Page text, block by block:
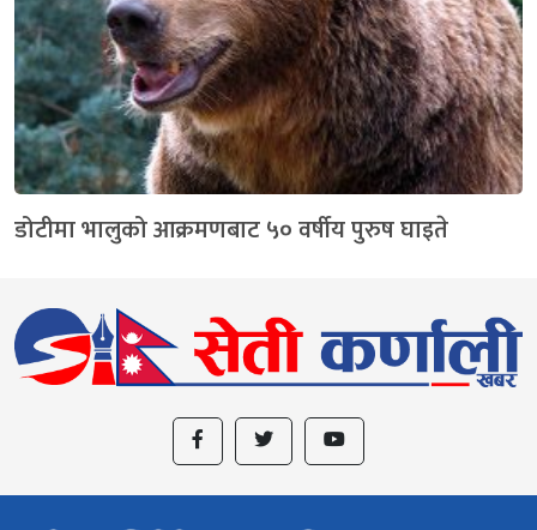
डोटीमा भालुको आक्रमणबाट ५० वर्षीय पुरुष घाइते